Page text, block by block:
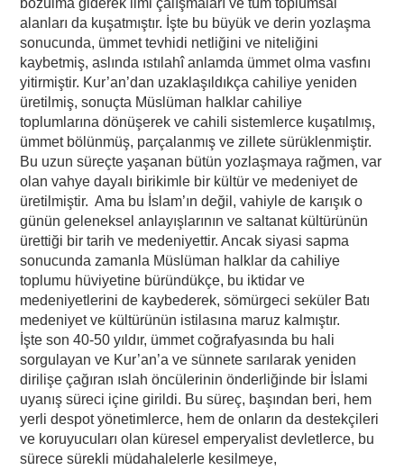
bozulma giderek ilmi çalışmaları ve tüm toplumsal
alanları da kuşatmıştır. İşte bu büyük ve derin yozlaşma
sonucunda, ümmet tevhidi netliğini ve niteliğini
kaybetmiş, aslında ıstılahî anlamda ümmet olma vasfını
yitirmiştir. Kur’an’dan uzaklaşıldıkça cahiliye yeniden
üretilmiş, sonuçta Müslüman halklar cahiliye
toplumlarına dönüşerek ve cahili sistemlerce kuşatılmış,
ümmet bölünmüş, parçalanmış ve zillete sürüklenmiştir.
Bu uzun süreçte yaşanan bütün yozlaşmaya rağmen, var
olan vahye dayalı birikimle bir kültür ve medeniyet de
üretilmiştir. Ama bu İslam’ın değil, vahiyle de karışık o
günün geleneksel anlayışlarının ve saltanat kültürünün
ürettiği bir tarih ve medeniyettir. Ancak siyasi sapma
sonucunda zamanla Müslüman halklar da cahiliye
toplumu hüviyetine büründükçe, bu iktidar ve
medeniyetlerini de kaybederek, sömürgeci seküler Batı
medeniyet ve kültürünün istilasına maruz kalmıştır.
İşte son 40-50 yıldır, ümmet coğrafyasında bu hali
sorgulayan ve Kur’an’a ve sünnete sarılarak yeniden
dirilişe çağıran ıslah öncülerinin önderliğinde bir İslami
uyanış süreci içine girildi. Bu süreç, başından beri, hem
yerli despot yönetimlerce, hem de onların da destekçileri
ve koruyucuları olan küresel emperyalist devletlerce, bu
sürece sürekli müdahalelerle kesilmeye,